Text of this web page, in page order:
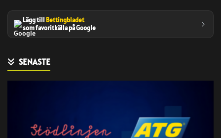
Lägg till Bettingbladet
som favoritkälla på Google
SENASTE